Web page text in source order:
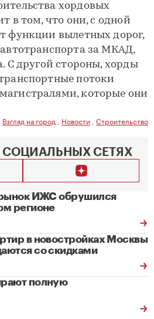
хордовых
в том, что они, с одной
функции вылетных дорог,
за МКАД,
С другой стороны, хорды
потоки
которые они
Взгляд на город
Новости Строительство
СОЦИАЛЬНЫХ СЕТЯХ
ИЖС обрушился
регионе
в новостройках Москвы
со скидками
полную